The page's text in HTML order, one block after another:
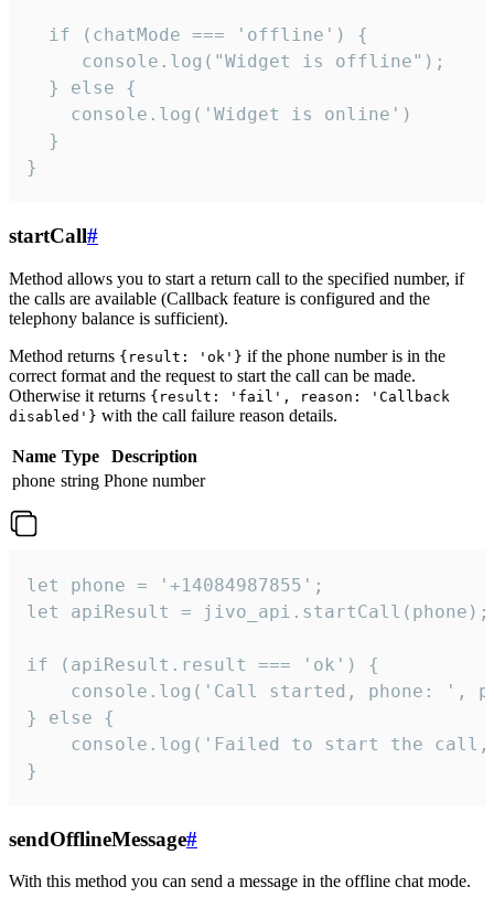
  if (chatMode === 'offline') {
     console.log("Widget is offline");
  } else {
    console.log('Widget is online')
  }
}
startCall#
Method allows you to start a return call to the specified number, if
the calls are available (Callback feature is configured and the
telephony balance is sufficient).
Method returns {result: 'ok'} if the phone number is in the
correct format and the request to start the call can be made.
Otherwise it returns {result: 'fail', reason: 'Callback
disabled'} with the call failure reason details.
Name Type
Description
phone string Phone number
let phone = '+14084987855';
let apiResult = jivo_api.startCall(phone);
if (apiResult.result === 'ok') {
console.log('Call started, phone: ',
} else {
console.log('Failed to start the
}
sendOfflineMessage#
With this method you can send a message in the offline chat mode.